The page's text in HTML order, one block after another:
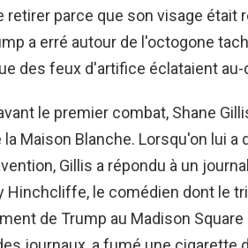
retirer parce que son visage était
a erré autour de l'octogone
des feux d'artifice éclataient
le premier combat, Shane
la Maison Blanche. Lorsqu'on lui
Gillis a répondu à un
Hinchcliffe, le comédien dont le
de Trump au Madison